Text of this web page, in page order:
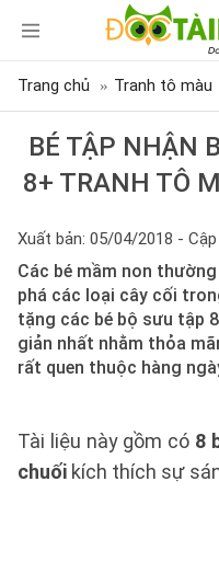
Trang chủ Tranh tô màu
BÉ TẬP NHẬN
8+ TRANH TÔ
Xuất bản: 05/04/2018 -
Các bé mầm non
phá các loại cây cối
tặng các bé bộ sưu tập
giản nhất nhằm thỏa
rất quen thuộc hàng
Tài liệu này gồm có 8
chuối kích thích sự